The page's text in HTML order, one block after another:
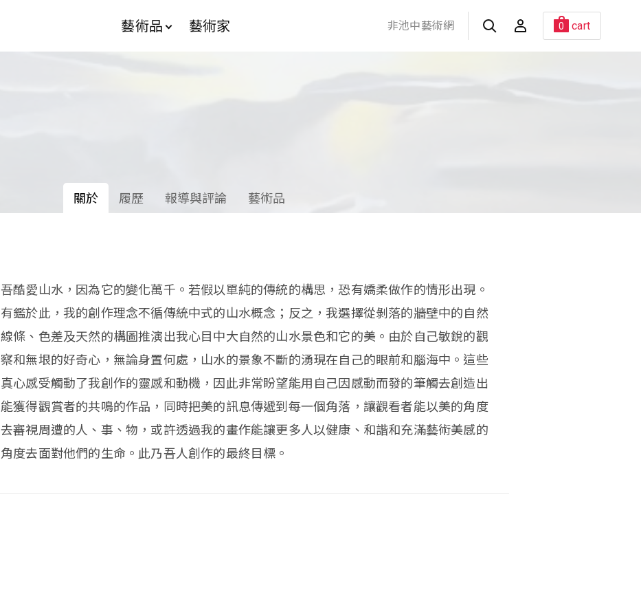
藝術品 藝術家 非池中藝術網 0 cart
關於 履歷 報導與評論 藝術品
吾酷愛山水，因為它的變化萬千。若假以單純的傳統的構思，恐有嬌柔做作的情形出現。
有鑑於此，我的創作理念不循傳統中式的山水概念；反之，我選擇從剝落的牆壁中的自然
線條、色差及天然的構圖推演出我心目中大自然的山水景色和它的美。由於自己敏銳的觀
察和無垠的好奇心，無論身置何處，山水的景象不斷的湧現在自己的眼前和腦海中。這些
真心感受觸動了我創作的靈感和動機，因此非常盼望能用自己因感動而發的筆觸去創造出
能獲得觀賞者的共鳴的作品，同時把美的訊息傳遞到每一個角落，讓觀看者能以美的角度
去審視周遭的人、事、物，或許透過我的畫作能讓更多人以健康、和諧和充滿藝術美感的
角度去面對他們的生命。此乃吾人創作的最終目標。